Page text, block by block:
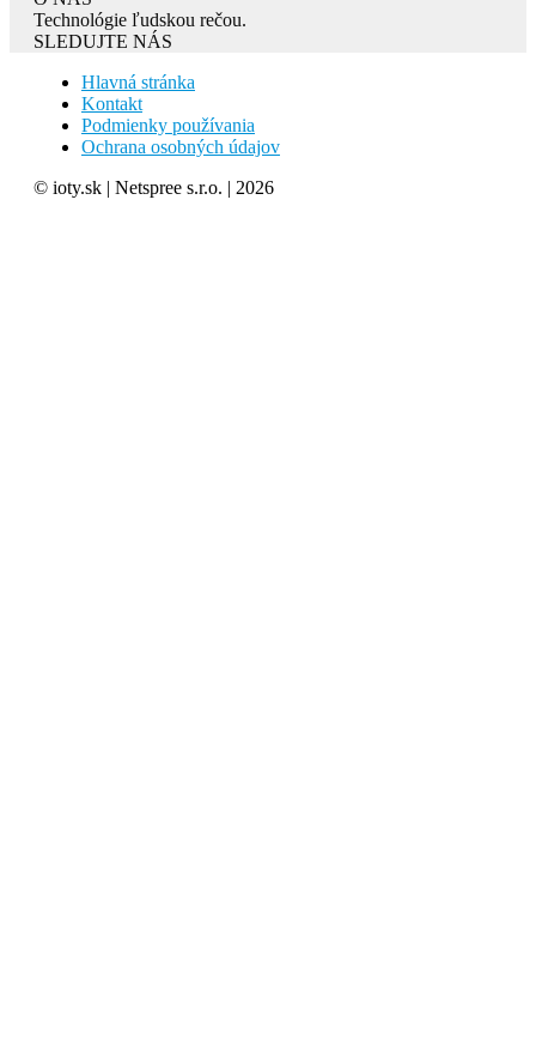
Technológie ľudskou rečou.
SLEDUJTE NÁS
Hlavná stránka
Kontakt
Podmienky používania
Ochrana osobných údajov
© ioty.sk | Netspree s.r.o. | 2026